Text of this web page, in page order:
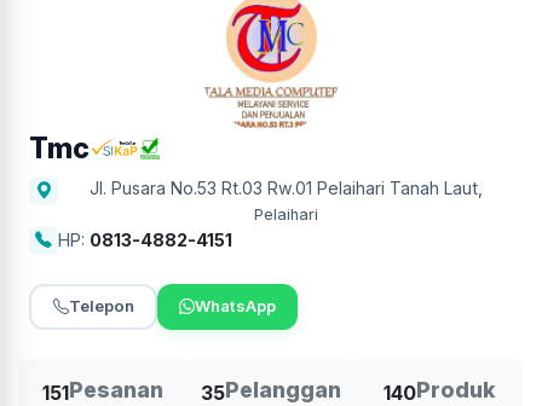
Tmc
Jl. Pusara No.53 Rt.03 Rw.01 Pelaihari Tanah Laut,
Pelaihari
HP: 0813-4882-4151
Telepon WhatsApp
151Pesanan 35Pelanggan 140Produk